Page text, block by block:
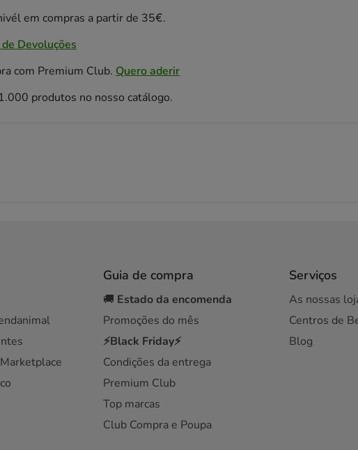
em compras a partir de 35€.
Devoluções
com Premium Club. Quero aderir
produtos no nosso catálogo.
Guia de compra
🚚 Estado da encomenda
Promoções do mês
⚡Black Friday⚡
Condições da entrega
Premium Club
Top marcas
Club Compra e Poupa
Serviços
As nossas
Centros de
Blog